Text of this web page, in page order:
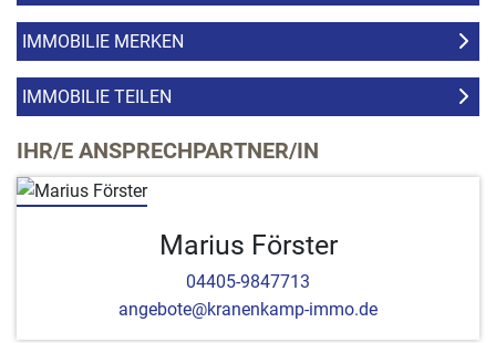
IMMOBILIE MERKEN
IMMOBILIE TEILEN
IHR/E ANSPRECHPARTNER/IN
Marius Förster
04405-9847713
angebote@kranenkamp-immo.de